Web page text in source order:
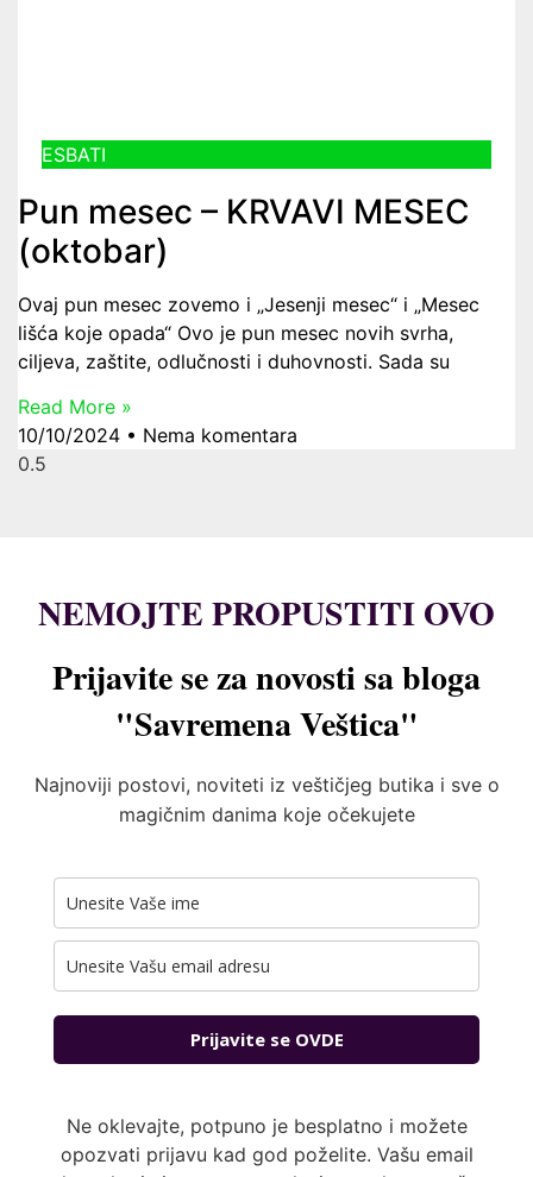
ESBATI
Pun mesec – KRVAVI MESEC
(oktobar)
Ovaj pun mesec zovemo i „Jesenji mesec“ i „Mesec
lišća koje opada“ Ovo je pun mesec novih svrha,
ciljeva, zaštite, odlučnosti i duhovnosti. Sada su
Read More »
10/10/2024
Nema komentara
NEMOJTE PROPUSTITI OVO
Prijavite se za novosti sa bloga
"Savremena Veštica"
Najnoviji postovi, noviteti iz veštičjeg butika i sve o
magičnim danima koje očekujete
Prijavite se OVDE
Ne oklevajte, potpuno je besplatno i možete
opozvati prijavu kad god poželite. Vašu email